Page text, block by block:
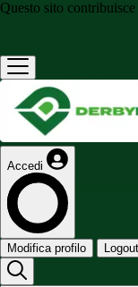
Questo sito
Accedi
Modifica profilo Logout